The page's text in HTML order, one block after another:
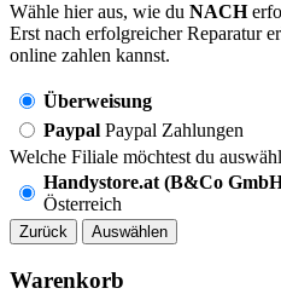
Wähle hier aus, wie du NACH
Erst nach erfolgreicher Reparatur
online zahlen kannst.
Überweisung
Paypal Paypal Zahlungen
Welche Filiale möchtest du
Handystore.at (B&Co
Österreich
Zurück Auswählen
Warenkorb